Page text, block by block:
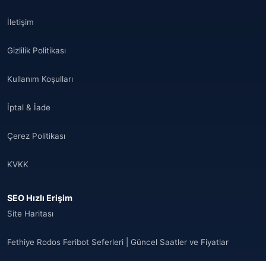
İletişim
Gizlilik Politikası
Kullanım Koşulları
İptal & İade
Çerez Politikası
KVKK
SEO Hızlı Erişim
Site Haritası
Fethiye Rodos Feribot Seferleri | Güncel Saatler ve Fiyatlar